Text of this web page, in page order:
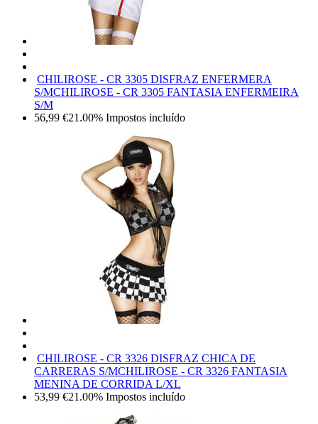
CHILIROSE - CR 3305 DISFRAZ ENFERMERA
S/MCHILIROSE - CR 3305 FANTASIA ENFERMEIRA
S/M
56,99 €21.00% Impostos incluído
CHILIROSE - CR 3326 DISFRAZ CHICA DE
CARRERAS S/MCHILIROSE - CR 3326 FANTASIA
MENINA DE CORRIDA L/XL
53,99 €21.00% Impostos incluído